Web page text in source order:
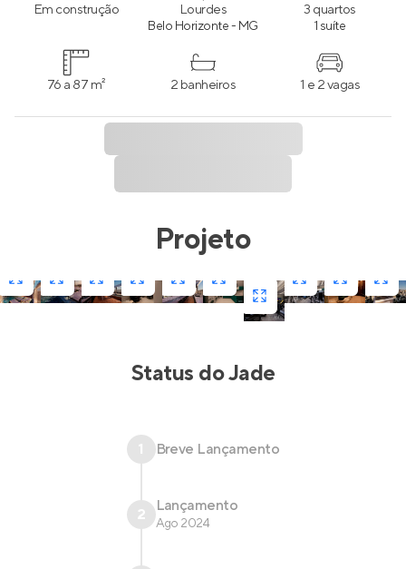
Em construção Lourdes
Belo Horizonte - MG
3 quartos
1 suíte
76 a 87 m² 2 banheiros 1 e 2 vagas
Projeto
Status doJade
1 Breve Lançamento
2 Lançamento
Ago 2024